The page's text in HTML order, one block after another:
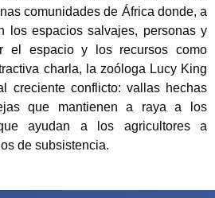
comunidades de África donde, a
los espacios salvajes, personas y
el espacio y los recursos como
charla, la zoóloga Lucy King
creciente conflicto: vallas hechas
que mantienen a raya a los
ayudan a los agricultores a
de subsistencia.